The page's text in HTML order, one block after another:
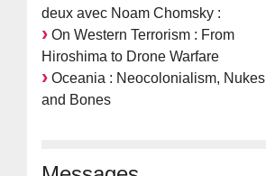
deux avec Noam Chomsky :
On Western Terrorism : From
Hiroshima to Drone Warfare
Oceania : Neocolonialism, Nukes
and Bones